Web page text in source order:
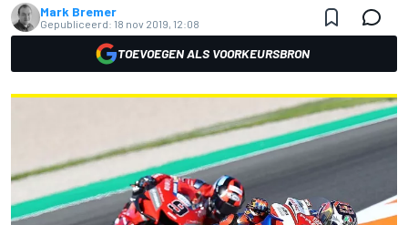
Mark Bremer
Gepubliceerd: 18 nov 2019, 12:08
TOEVOEGEN ALS VOORKEURSBRON